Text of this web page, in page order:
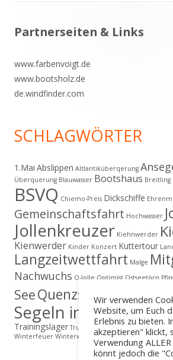
Inhalt
Partnerseiten & Links
www.farbenvoigt.de
www.bootsholz.de
de.windfinder.com
SCHLAGWÖRTER
1.Mai Abslippen Altlantiküberqerung
Überquerung Blauwasser Bootshaus Breitling
BSVQ Chiemo-Preis Dickschiffe
Gemeinschaftsfahrt Hochwasser
Jollenkreuzer Kiehnwerder
Kienwerder Kinder Konzert Kuttertour
Langzeitwettfahrt Malge
Nachwuchs O-Jolle Optimist Ostseetörn
SeeQuenzseeRegatta
Segeln in
Trainingslager True Love Vereinsvergüngen
Winterfeuer Winterwanderung
Wir verwenden
Website, um Euch
Erlebnis zu bieten.
akzeptieren" klickt,
Verwendung
könnt jedoch die